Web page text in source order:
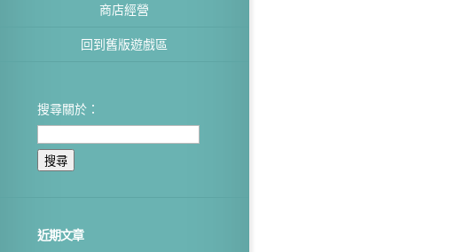
商店經營
回到舊版遊戲區
搜尋關於：
近期文章